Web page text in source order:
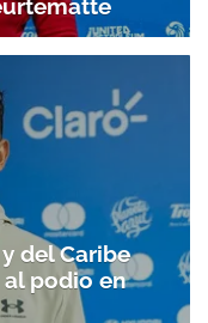
del Caribe
podio en